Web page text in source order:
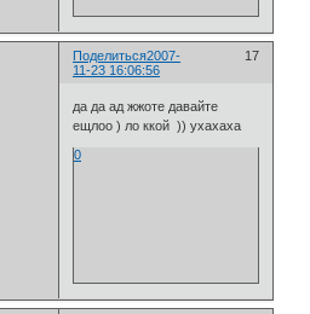
Поделиться 17
2007-
11-23 16:06:56
да да ад жжоте давайте
ещлоо ) ло ккой )) ухахаха
0